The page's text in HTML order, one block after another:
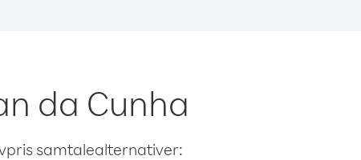
da Cunha
samtalealternativer: